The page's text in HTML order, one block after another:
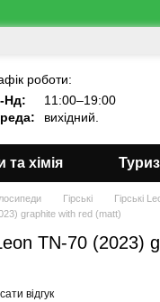
роботи:
Нд:
11:00–19:00
вихідний.
та хімія
Гірські
Гірські
graphite with red (matt)
TN-70 (2023)
відгук